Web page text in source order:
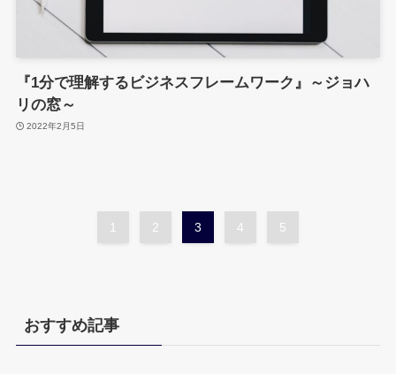
『1分で理解するビジネスフレームワーク』～ジョハ
リの窓～
2022年2月5日
1 2 3 4 5
おすすめ記事